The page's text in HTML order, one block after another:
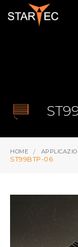
HOME
ST99BTP-06